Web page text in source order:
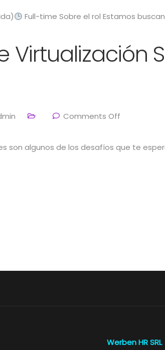
Full-time Sobre el rol Estamos
Virtualización
Comments Off
son algunos de los desafíos que te
Werben HR SRL